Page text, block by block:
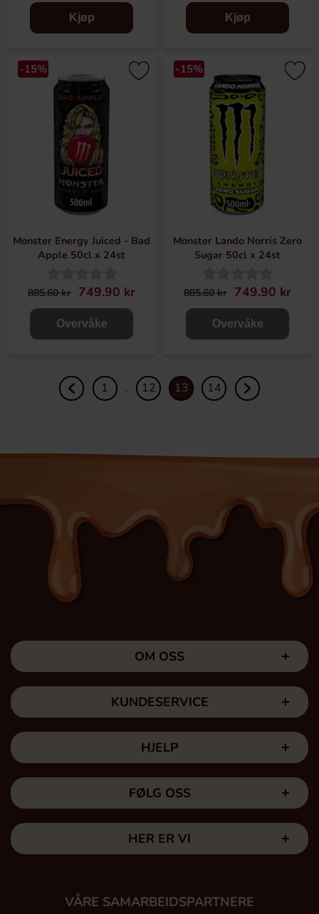
Kjøp Kjøp
-15%
Monster Energy Juiced - Bad
Apple 50cl x 24st
885.60 kr 749.90 kr
Overvåke
-15%
Monster Lando Norris Zero
Sugar 50cl x 24st
885.60 kr 749.90 kr
Overvåke
1 . 12 13 14
OM OSS
KUNDESERVICE
HJELP
FØLG OSS
HER ER VI
VÅRE SAMARBEIDSPARTNERE